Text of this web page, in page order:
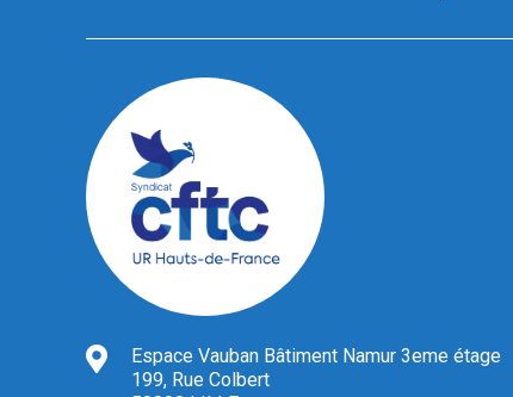
Espace Vauban Bâtiment Namur 3eme étage
199, Rue Colbert